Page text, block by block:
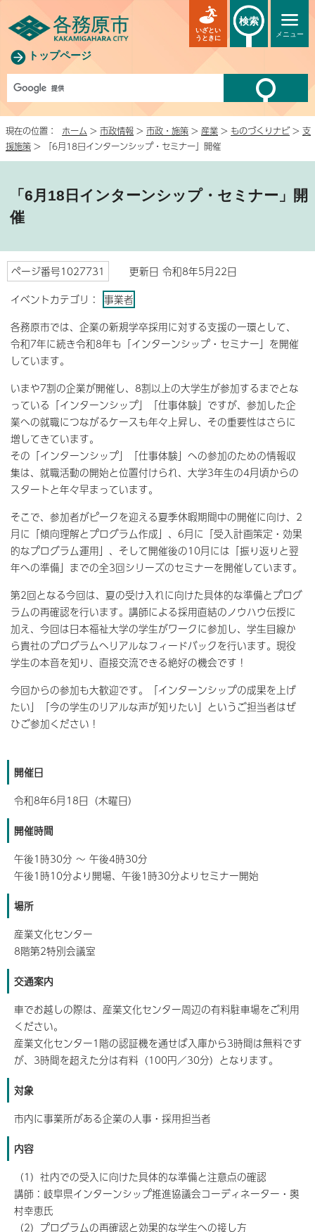
トップページ
メニュー
いざとい
うときに
検索
現在の位置： ホーム > 市政情報 > 市政・施策 > 産業 > ものづくりナビ> 支
援施策 > 「6月18日インターンシップ・セミナー」開催
「6月18日インターンシップ・セミナー」開
催
ページ番号1027731
更新日 令和8年5月22日
イベントカテゴリ： 事業者
各務原市では、企業の新規学卒採用に対する支援の一環として、
令和7年に続き令和8年も「インターンシップ・セミナー」を開催
しています。
いまや7割の企業が開催し、8割以上の大学生が参加するまでとな
っている「インターンシップ」「仕事体験」ですが、参加した企
業への就職につながるケースも年々上昇し、その重要性はさらに
増してきています。
その「インターンシップ」「仕事体験」への参加のための情報収
集は、就職活動の開始と位置付けられ、大学3年生の4月頃からの
スタートと年々早まっています。
そこで、参加者がピークを迎える夏季休暇期間中の開催に向け、2
月に「傾向理解とプログラム作成」、6月に「受入計画策定・効果
的なプログラム運用」、そして開催後の10月には「振り返りと翌
年への準備」までの全3回シリーズのセミナーを開催しています。
第2回となる今回は、夏の受け入れに向けた具体的な準備とプログ
ラムの再確認を行います。講師による採用直結のノウハウ伝授に
加え、今回は日本福祉大学の学生がワークに参加し、学生目線か
ら貴社のプログラムへリアルなフィードバックを行います。現役
学生の本音を知り、直接交流できる絶好の機会です！
今回からの参加も大歓迎です。「インターンシップの成果を上げ
たい」「今の学生のリアルな声が知りたい」というご担当者はぜ
ひご参加ください！
開催日
令和8年6月18日（木曜日）
開催時間
午後1時30分 ～ 午後4時30分
午後1時10分より開場、午後1時30分よりセミナー開始
場所
産業文化センター
8階第2特別会議室
交通案内
車でお越しの際は、産業文化センター周辺の有料駐車場をご利用
ください。
産業文化センター1階の認証機を通せば入庫から3時間は無料です
が、3時間を超えた分は有料（100円／30分）となります。
対象
市内に事業所がある企業の人事・採用担当者
内容
（1）社内での受入に向けた具体的な準備と注意点の確認
講師：岐阜県インターンシップ推進協議会コーディネーター・奥
村幸恵氏
（2）プログラムの再確認と効果的な学生への接し方